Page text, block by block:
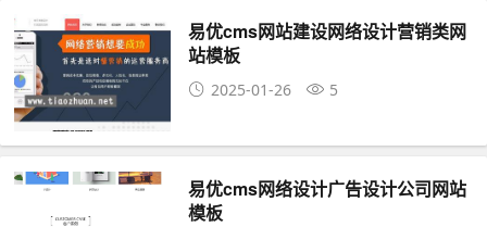
易优cms网站建设网络设计营销类网
站模板
2025-01-26 5
易优cms网络设计广告设计公司网站
模板